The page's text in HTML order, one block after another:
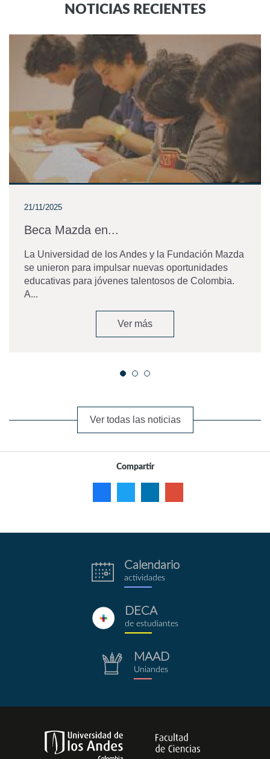
NOTICIAS RECIENTES
21/11/2025
Beca Mazda en...
La Universidad de los Andes y la Fundación Mazda
se unieron para impulsar nuevas oportunidades
educativas para jóvenes talentosos de Colombia.
A...
Ver más
Ver todas las noticias
Compartir
eventos.png
Calendario
actividades
deca.png
DECA
de estudiantes
repositorio.png
MAAD
Uniandes